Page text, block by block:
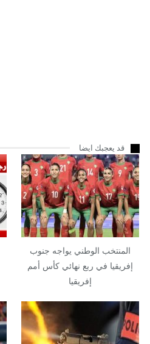
قد يعجبك ايضا
المنتخب الوطني يواجه جنوب
إفريقيا في ربع نهائي كأس أمم
إفريقيا